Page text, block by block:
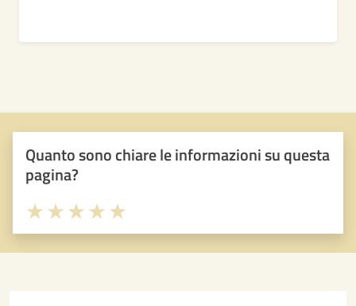
Quanto sono chiare le informazioni su questa
pagina?
Valuta 5 stelle su 5
Valuta 4 stelle su 5
Valuta 3 stelle su 5
Valuta 2 stelle su 5
Valuta 1 stelle su 5